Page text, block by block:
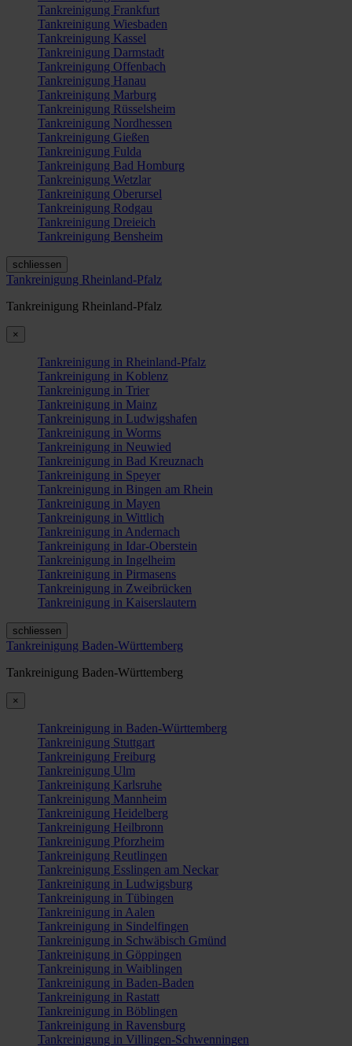
Tankreinigung Frankfurt
Tankreinigung Wiesbaden
Tankreinigung Kassel
Tankreinigung Darmstadt
Tankreinigung Offenbach
Tankreinigung Hanau
Tankreinigung Marburg
Tankreinigung Rüsselsheim
Tankreinigung Nordhessen
Tankreinigung Gießen
Tankreinigung Fulda
Tankreinigung Bad Homburg
Tankreinigung Wetzlar
Tankreinigung Oberursel
Tankreinigung Rodgau
Tankreinigung Dreieich
Tankreinigung Bensheim
schliessen
Tankreinigung Rheinland-Pfalz
Tankreinigung Rheinland-Pfalz
×
Tankreinigung in Rheinland-Pfalz
Tankreinigung in Koblenz
Tankreinigung in Trier
Tankreinigung in Mainz
Tankreinigung in Ludwigshafen
Tankreinigung in Worms
Tankreinigung in Neuwied
Tankreinigung in Bad Kreuznach
Tankreinigung in Speyer
Tankreinigung in Bingen am Rhein
Tankreinigung in Mayen
Tankreinigung in Wittlich
Tankreinigung in Andernach
Tankreinigung in Idar-Oberstein
Tankreinigung in Ingelheim
Tankreinigung in Pirmasens
Tankreinigung in Zweibrücken
Tankreinigung in Kaiserslautern
schliessen
Tankreinigung Baden-Württemberg
Tankreinigung Baden-Württemberg
×
Tankreinigung in Baden-Württemberg
Tankreinigung Stuttgart
Tankreinigung Freiburg
Tankreinigung Ulm
Tankreinigung Karlsruhe
Tankreinigung Mannheim
Tankreinigung Heidelberg
Tankreinigung Heilbronn
Tankreinigung Pforzheim
Tankreinigung Reutlingen
Tankreinigung Esslingen am Neckar
Tankreinigung in Ludwigsburg
Tankreinigung in Tübingen
Tankreinigung in Aalen
Tankreinigung in Sindelfingen
Tankreinigung in Schwäbisch Gmünd
Tankreinigung in Göppingen
Tankreinigung in Waiblingen
Tankreinigung in Baden-Baden
Tankreinigung in Rastatt
Tankreinigung in Böblingen
Tankreinigung in Ravensburg
Tankreinigung in Villingen-Schwenningen